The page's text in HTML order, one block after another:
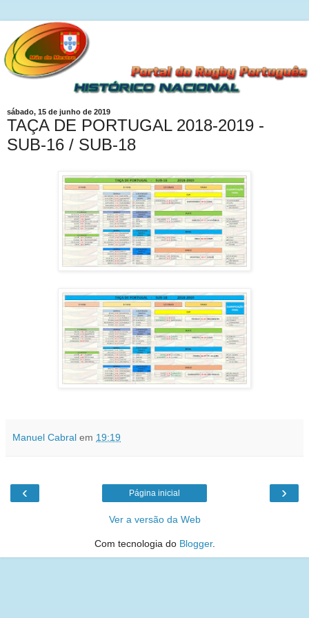
sábado, 15 de junho de 2019
TAÇA DE PORTUGAL 2018-2019 -
SUB-16 / SUB-18
Manuel Cabral em 19:19
‹ ›
Página inicial
Ver a versão da Web
Com tecnologia do Blogger.